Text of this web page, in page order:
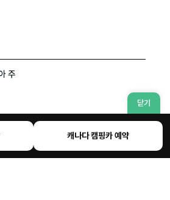
주
만한 최신 글들
닫기
캐나다 캠핑카 예약